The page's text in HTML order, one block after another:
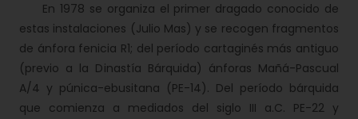
En 1978 se organiza el primer dragado conocido de
estas instalaciones (Julio Mas) y se recogen fragmentos
de ánfora fenicia R1; del período cartaginés más antiguo
(previo a la Dinastía Bárquida) ánforas Mañá-Pascual
A/4 y púnica-ebusitana (PE-14). Del período bárquida
que comienza a mediados del siglo III a.C. PE-22 y